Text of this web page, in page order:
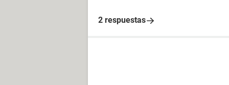
2 respuestas